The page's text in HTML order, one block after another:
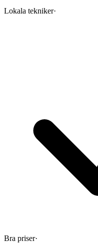
Lokala tekniker·
Bra priser·